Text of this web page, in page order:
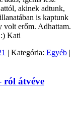
akinek adtunk,
is kaptunk
volt erőm. Adhattam.
Kati
| Kategória: Egyéb |
ról átvéve